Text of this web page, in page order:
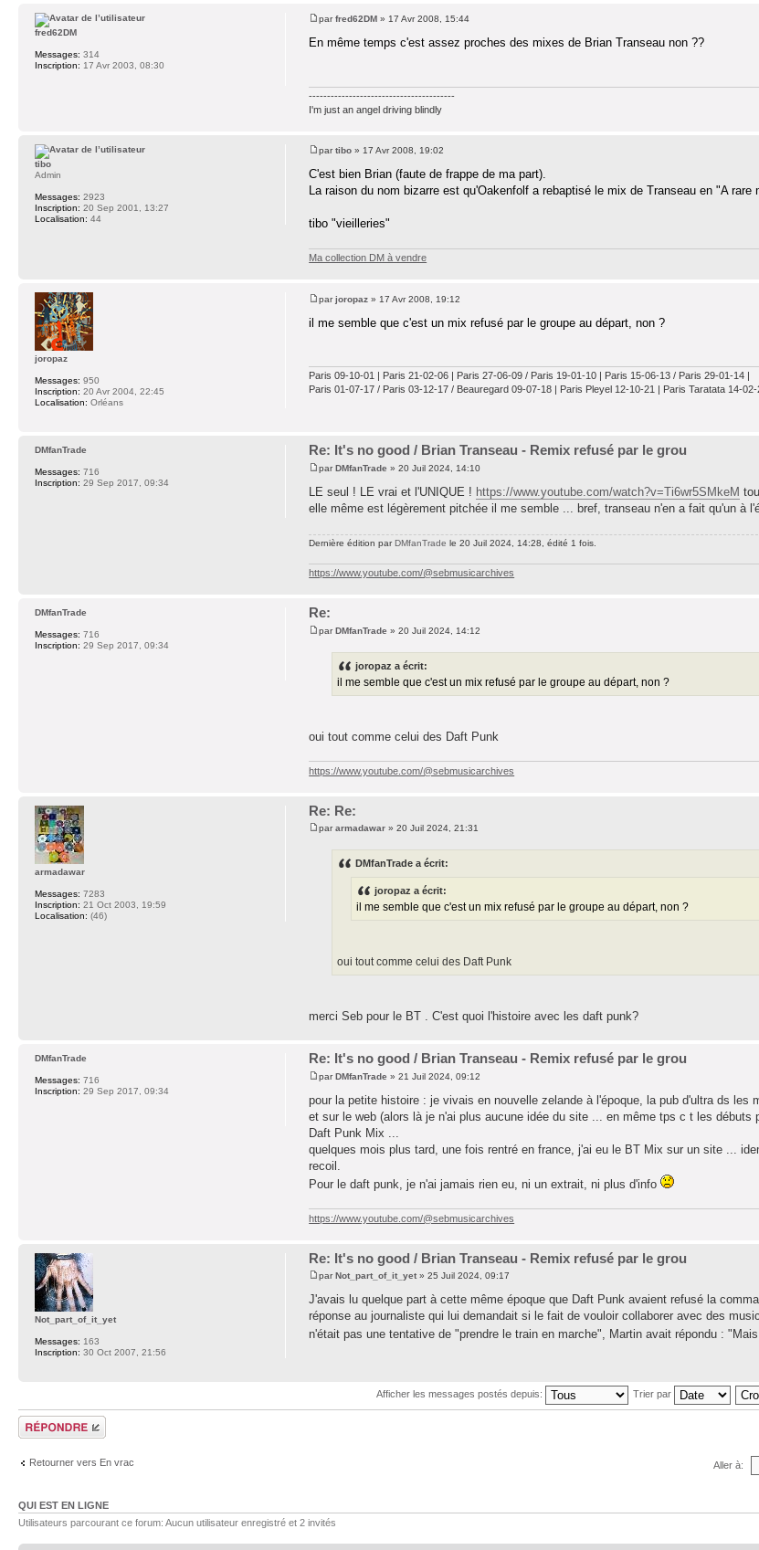
parfred62DM » 17 Avr 2008, 15:44
En même temps c'est assez proches des mixes de Brian Transeau non ??
----------------------------------------
I'm just an angel driving blindly
fred62DM
Messages: 314
Inscription: 17 Avr 2003, 08:30
partibo » 17 Avr 2008, 19:02
C'est bien Brian (faute de frappe de ma part).
La raison du nom bizarre est qu'Oakenfolf a rebaptisé le mix de Transeau en "A
tibo "vieilleries"
Ma collection DM à vendre
tibo
Admin
Messages: 2923
Inscription: 20 Sep 2001, 13:27
Localisation: 44
parjoropaz » 17 Avr 2008, 19:12
il me semble que c'est un mix refusé par le groupe au départ, non ?
Paris 09-10-01 | Paris 21-02-06 | Paris 27-06-09 / Paris 19-01-10 | Paris 15-06-13 / Paris 29-01-14 |
Paris 01-07-17 / Paris 03-12-17 / Beauregard 09-07-18 | Paris Pleyel 12-10-21 | Paris Taratata 14-
joropaz
Messages: 950
Inscription: 20 Avr 2004, 22:45
Localisation: Orléans
Re: It's no good / Brian Transeau - Remix refusé par le grou
parDMfanTrade » 20 Juil 2024, 14:10
LE seul ! LE vrai et l'UNIQUE ! https://www.youtube.com/watch?v=Ti6wr5SMkeM
elle même est légèrement pitchée il me semble ... bref, transeau n'en a fait qu'un à
Dernière édition parDMfanTrade le 20 Juil 2024, 14:28, édité 1 fois.
https://www.youtube.com/@sebmusicarchives
DMfanTrade
Messages: 716
Inscription: 29 Sep 2017, 09:34
Re:
parDMfanTrade » 20 Juil 2024, 14:12
joropaz a écrit:
il me semble que c'est un mix refusé par le groupe au départ, non ?
oui tout comme celui des Daft Punk
https://www.youtube.com/@sebmusicarchives
DMfanTrade
Messages: 716
Inscription: 29 Sep 2017, 09:34
Re: Re:
pararmadawar » 20 Juil 2024, 21:31
DMfanTrade a écrit:
joropaz a écrit:
il me semble que c'est un mix refusé par le groupe au départ, non ?
oui tout comme celui des Daft Punk
merci Seb pour le BT . C'est quoi l'histoire avec les daft punk?
armadawar
Messages: 7283
Inscription: 21 Oct 2003, 19:59
Localisation: (46)
Re: It's no good / Brian Transeau - Remix refusé par le grou
parDMfanTrade » 21 Juil 2024, 09:12
pour la petite histoire : je vivais en nouvelle zelande à l'époque, la pub d'ultra ds
et sur le web (alors là je n'ai plus aucune idée du site ... en même tps c t les
Daft Punk Mix ...
quelques mois plus tard, une fois rentré en france, j'ai eu le BT Mix sur un site ...
recoil.
Pour le daft punk, je n'ai jamais rien eu, ni un extrait, ni plus d'info
https://www.youtube.com/@sebmusicarchives
DMfanTrade
Messages: 716
Inscription: 29 Sep 2017, 09:34
Re: It's no good / Brian Transeau - Remix refusé par le grou
parNot_part_of_it_yet » 25 Juil 2024, 09:17
J'avais lu quelque part à cette même époque que Daft Punk avaient refusé la
réponse au journaliste qui lui demandait si le fait de vouloir collaborer avec des
n'était pas une tentative de "prendre le train en marche", Martin avait répondu :
Not_part_of_it_yet
Messages: 163
Inscription: 30 Oct 2007, 21:56
Afficher les messages postés depuis: Trier par
Répondre
Retourner vers En vrac Aller à:
QUI EST EN LIGNE
Utilisateurs parcourant ce forum: Aucun utilisateur enregistré et 2 invités